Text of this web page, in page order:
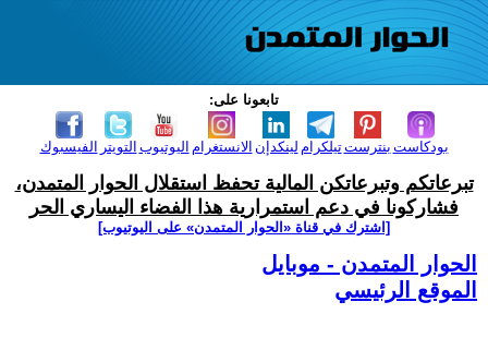
تابعونا على:
الفيسبوك التويتر اليوتيوب الانستغرام لينكدإن تيلكرامبنترست بودكاست
تبرعاتكم وتبرعاتكن المالية تحفظ استقلال الحوار المتمدن،
فشاركونا في دعم استمرارية هذا الفضاء اليساري الحر
[اشترك في قناة ‫«الحوار المتمدن» على اليوتيوب]
الحوار المتمدن - موبايل
الموقع الرئيسي